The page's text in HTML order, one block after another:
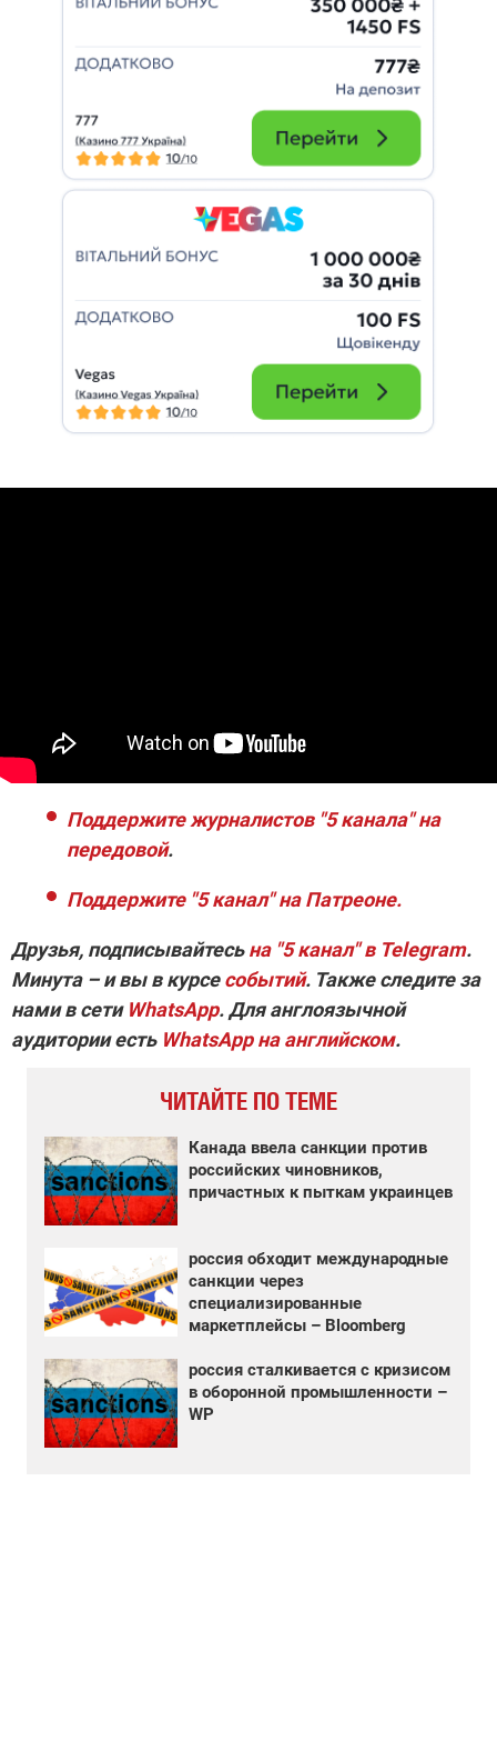
Поддержите журналистов "5 канала" на
передовой.
Поддержите "5 канал" на Патреоне.
Друзья, подписывайтесьна "5 канал" в Telegram.
Минута – и вы в курсесобытий. Также следите за
нами в сети WhatsApp. Для англоязычной
аудиторииесть WhatsApp на английском.
ЧИТАЙТЕ ПО ТЕМЕ
Канада ввела санкции против
российских чиновников,
причастных к пыткам украинцев
россия обходит международные
санкции через
специализированные
маркетплейсы – Bloomberg
россия сталкивается с кризисом
в оборонной промышленности –
WP